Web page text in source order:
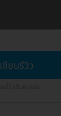
เขียนรีวิว